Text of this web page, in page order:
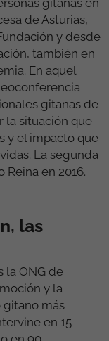
de la Reina
Gitano y la
gitanas en
de Asturias,
En aquel
gitanas de
situación que
el impacto que
La segunda
en 2016.